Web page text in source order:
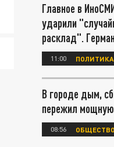
Главное в
ударили
расклад".
11:00 ПОЛИТИКА
В городе дым,
пережил мощную
08:56 ОБЩЕСТВО